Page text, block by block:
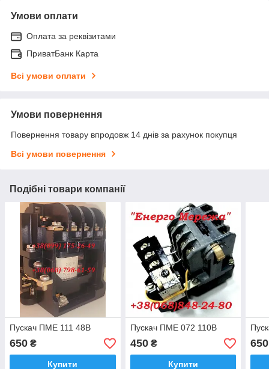
Умови оплати
Оплата за реквізитами
ПриватБанк Карта
Всі умови оплати
Умови повернення
Повернення товару впродовж 14 днів за рахунок покупця
Всі умови повернення
Подібні товари компанії
Пускач ПМЕ 111 48В
650 ₴
Купити
Пускач ПМЕ 072 110В
450₴
Купити
650